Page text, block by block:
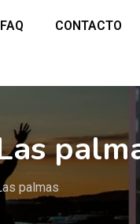
FAQ CONTACTO
palmas